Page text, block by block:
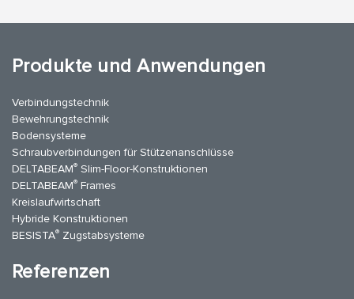
Produkte und Anwendungen
Verbindungstechnik
Bewehrungstechnik
Bodensysteme
Schraubverbindungen für Stützenanschlüsse
DELTABEAM® Slim-Floor-Konstruktionen
DELTABEAM® Frames
Kreislaufwirtschaft
Hybride Konstruktionen
BESISTA® Zugstabsysteme
Referenzen